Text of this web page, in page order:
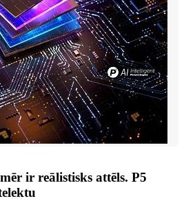
ir reālistisks attēls. P5